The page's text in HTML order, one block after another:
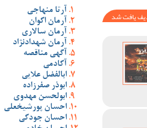
آرتا منهاجی
آرمان اکوان
آرمان سالاری
آرمان شهدادنژاد
آگهی مناقصه
آکادمی
ابالفضل علایی
ابوذر صفرزاده
ابولحسن مهدوی
احسان پورشیخعلی
احسان جودکی